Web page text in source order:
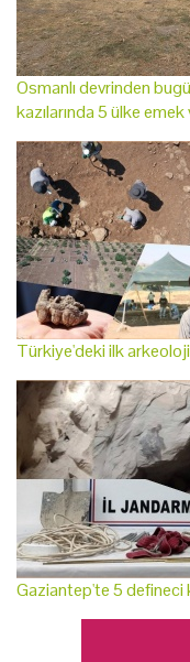
Osmanlı devrinden
kazılarında 5 ülke
Türkiye'deki ilk
Gaziantep'te 5 defineci